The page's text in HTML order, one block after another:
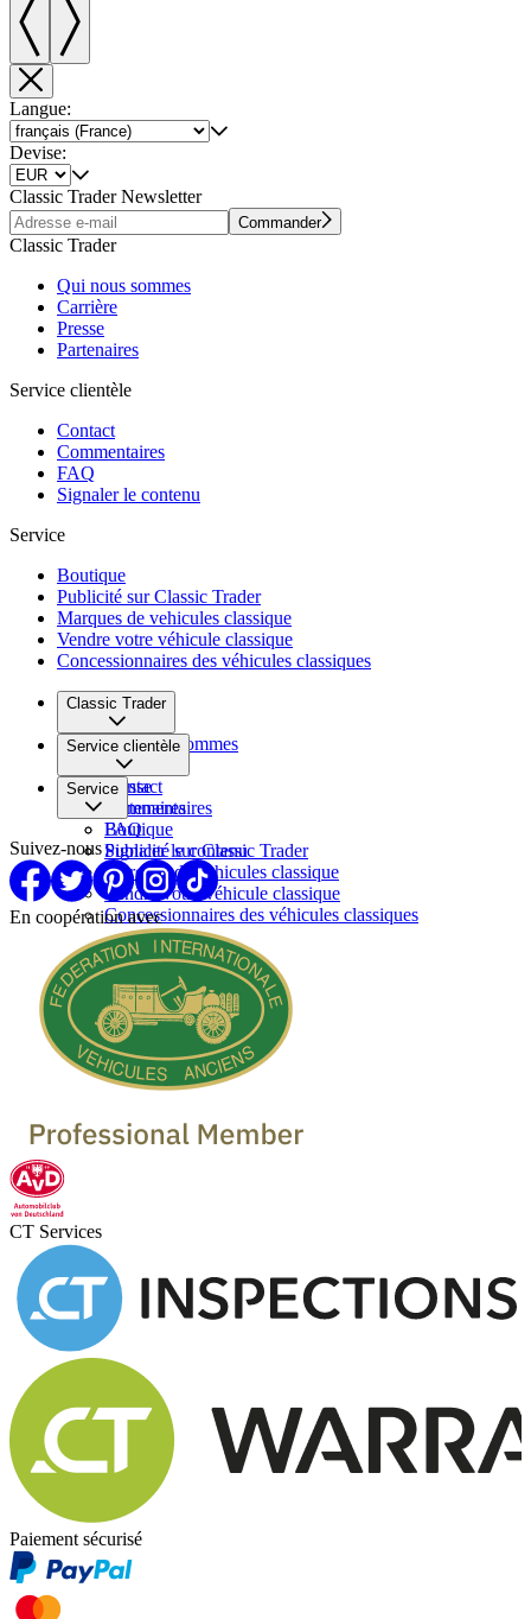
Langue:
Devise:
Classic Trader Newsletter
Commander
Classic Trader
Qui nous sommes
Carrière
Presse
Partenaires
Service clientèle
Contact
Commentaires
FAQ
Signaler le contenu
Service
Boutique
Publicité sur Classic Trader
Marques de vehicules classique
Vendre votre véhicule classique
Concessionnaires des véhicules classiques
Classic Trader
Qui nous sommes
Carrière
Presse
Partenaires
Service clientèle
Contact
Commentaires
FAQ
Signaler le contenu
Service
Boutique
Publicité sur Classic Trader
Marques de vehicules classique
Vendre votre véhicule classique
Concessionnaires des véhicules classiques
Suivez-nous
En coopération avec
CT Services
Paiement sécurisé